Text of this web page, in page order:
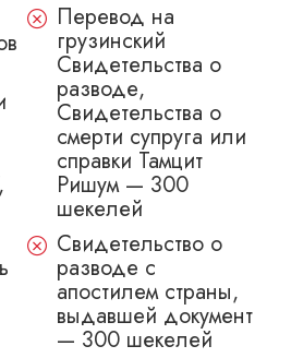
Перевод на
грузинский
Свидетельства о
разводе,
Свидетельства о
смерти супруга или
справки Тамцит
Ришум — 300
шекелей
Свидетельство о
разводе с
апостилем страны,
выдавшей документ
— 300 шекелей